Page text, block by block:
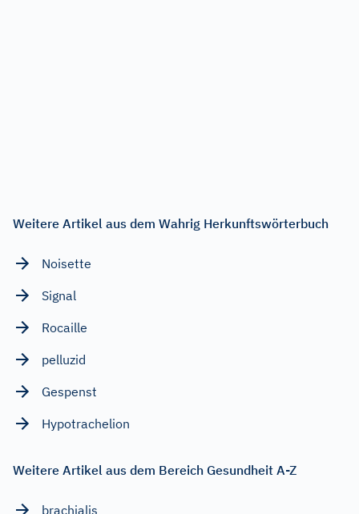
Weitere Artikel aus dem Wahrig Herkunftswörterbuch
Noisette
Signal
Rocaille
pelluzid
Gespenst
Hypotrachelion
Weitere Artikel aus dem Bereich Gesundheit A-Z
brachialis